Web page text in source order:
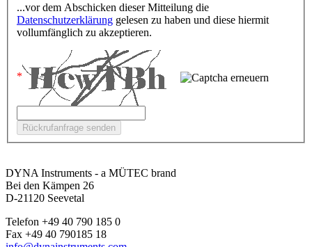
...vor dem Abschicken dieser Mitteilung die
Datenschutzerklärung gelesen zu haben und diese hiermit
vollumfänglich zu akzeptieren.
DYNA Instruments - a MÜTEC brand
Bei den Kämpen 26
D-21120 Seevetal
Telefon +49 40 790 185 0
Fax +49 40 790185 18